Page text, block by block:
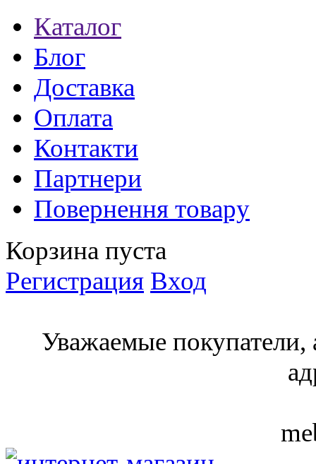
Каталог
Блог
Доставка
Оплата
Контакти
Партнери
Повернення товару
Корзина пуста
Регистрация Вход
Уважаемые покупатели,